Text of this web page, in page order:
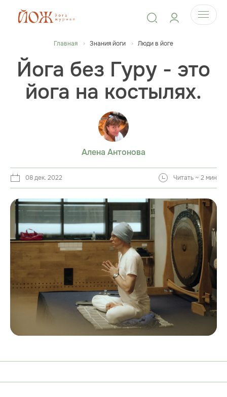
Главная Знания йоги Люди в йоге
Йога без Гуру - это
йога на костылях.
Алена Антонова
08 дек. 2022 Читать ~ 2 мин